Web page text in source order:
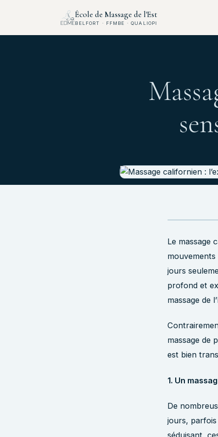
École de Massage de l'Est
BELFORT · FFMBE · QUALIOPI
Le massage
jours
profond et
massage de
massage de
est bien
1. Un
De
jours, parfois